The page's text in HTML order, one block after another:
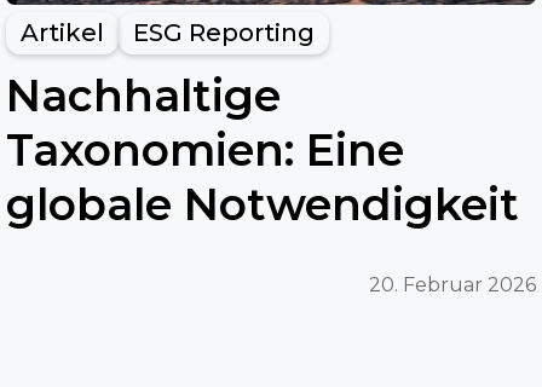
Artikel ESG Reporting
Nachhaltige
Taxonomien: Eine
globale Notwendigkeit
20. Februar 2026